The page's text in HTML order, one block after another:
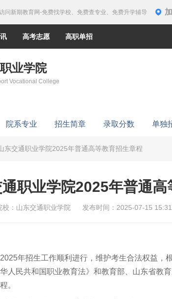
问新期教育网-免费找学校、免费查专业、免费升学辅导
高考志愿 高职单招
业学院
Vocational College
院系专业 招生简章 录取分数 单独
东交通职业学院2025年普通高等教育招生章程
职业学院2025年普通
校： 山东交通职业学院 发布时间：2025-07-15 15:31
年招生工作顺利进行，维护考生合法权益，
人民共和国职业教育法》和教育部、山东省教
。